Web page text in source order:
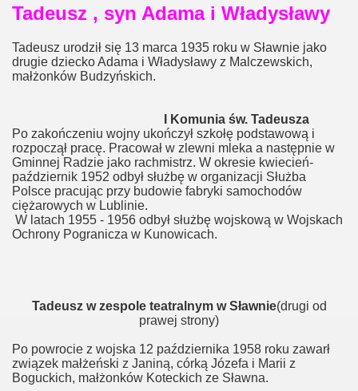
Tadeusz , syn Adama i Władysławy
Tadeusz urodził się 13 marca 1935 roku w Sławnie jako
drugie dziecko Adama i Władysławy z Malczewskich,
małżonków Budzyńskich.
I Komunia św. Tadeusza
Po zakończeniu wojny ukończył szkołę podstawową i
rozpoczął pracę. Pracował w zlewni mleka a następnie w
Gminnej Radzie jako rachmistrz. W okresie kwiecień-
październik 1952 odbył służbę w organizacji Służba
Polsce pracując przy budowie fabryki samochodów
ciężarowych w Lublinie.
W latach 1955 - 1956 odbył służbę wojskową w Wojskach
Ochrony Pogranicza w Kunowicach.
Tadeusz w zespole teatralnym w Sławnie(drugi od
prawej strony)
Po powrocie z wojska 12 października 1958 roku zawarł
związek małżeński z Janiną, córką Józefa i Marii z
Boguckich, małżonków Koteckich ze Sławna.